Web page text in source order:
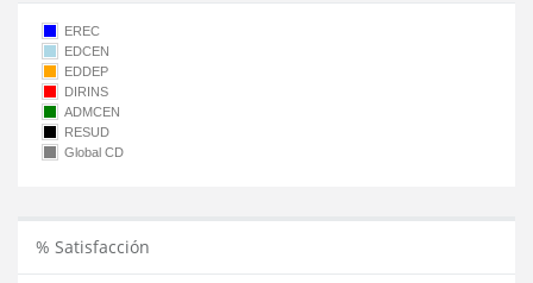
EREC
EDCEN
EDDEP
DIRINS
ADMCEN
RESUD
Global CD
% Satisfacción